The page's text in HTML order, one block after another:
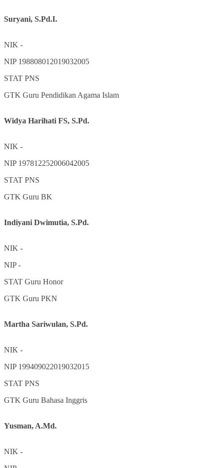
Suryani, S.Pd.I.
NIK -
NIP 198808012019032005
STAT PNS
GTK Guru Pendidikan Agama Islam
Widya Harihati FS, S.Pd.
NIK -
NIP 197812252006042005
STAT PNS
GTK Guru BK
Indiyani Dwimutia, S.Pd.
NIK -
NIP-
STAT Guru Honor
GTK Guru PKN
Martha Sariwulan, S.Pd.
NIK -
NIP 199409022019032015
STAT PNS
GTK Guru Bahasa Inggris
Yusman, A.Md.
NIK -